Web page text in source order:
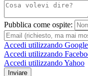
Pubblica come ospite:
Accedi utilizzando Google
Accedi utilizzando
Accedi utilizzando Yahoo
Inviare